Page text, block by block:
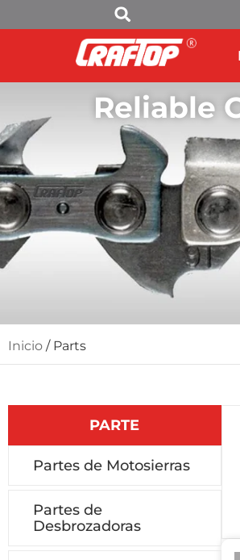
Reliable
Inicio / Parts
PARTE
Partes de Motosierras
Partes de
Desbrozadoras